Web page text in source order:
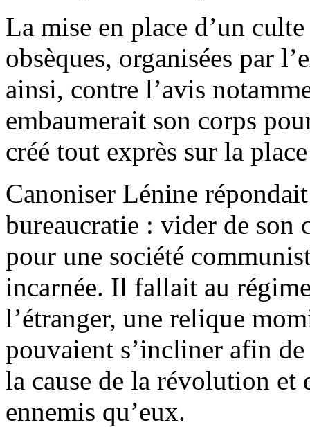
La mise en place d’un
obsèques, organisées par
ainsi, contre l’avis
embaumerait son corps
créé tout exprès sur la
Canoniser Lénine
bureaucratie : vider de son
pour une société
incarnée. Il fallait au
l’étranger, une relique
pouvaient s’incliner afin
la cause de la révolution et
ennemis qu’eux.